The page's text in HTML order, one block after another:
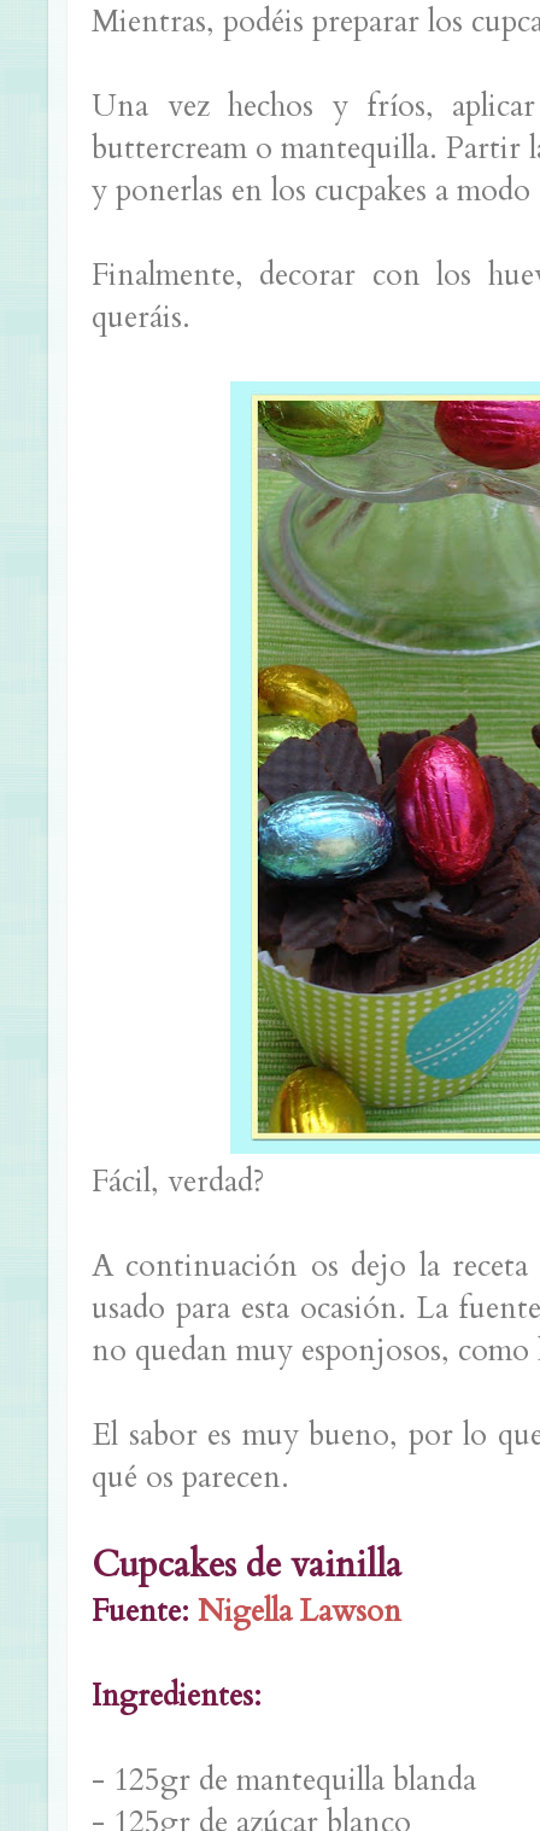
Mientras, podéis preparar los
Una vez hechos y fríos,
buttercream o mantequilla. Partir
y ponerlas en los cucpakes a
Finalmente, decorar con los
queráis.
Fácil, verdad?
A continuación os dejo la receta
usado para esta ocasión. La
no quedan muy esponjosos, como
El sabor es muy bueno, por lo
qué os parecen.
Cupcakes de vainilla
Fuente: Nigella Lawson
Ingredientes:
- 125gr de mantequilla blanda
- 125gr de azúcar blanco